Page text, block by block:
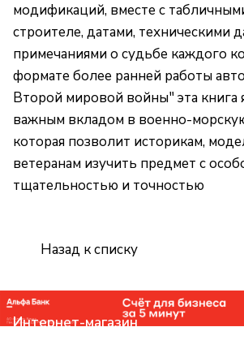
модификаций, вместе с
строителе, датами, техническими
примечаниями о судьбе каждого
формате более ранней работы
Второй мировой войны" эта книга
важным вкладом в военно-
которая позволит историкам,
ветеранам изучить предмет с
тщательностью и точностью
Назад к списку
Интернет-магазин